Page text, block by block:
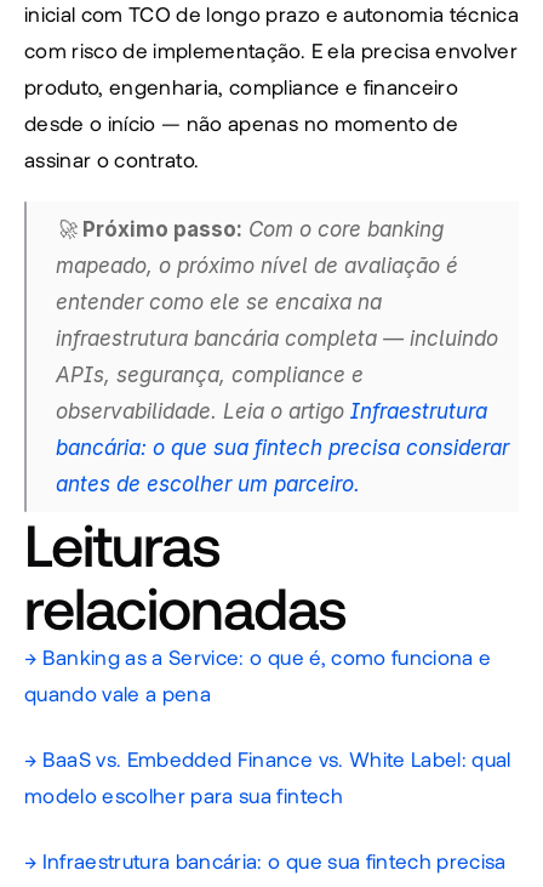
inicial com TCO de longo prazo e autonomia técnica
com risco de implementação. E ela precisa envolver
produto, engenharia, compliance e financeiro
desde o início — não apenas no momento de
assinar o contrato.
🚀 Próximo passo: Com o core banking
mapeado, o próximo nível de avaliação é
entender como ele se encaixa na
infraestrutura bancária completa — incluindo
APIs, segurança, compliance e
observabilidade. Leia o artigo Infraestrutura
bancária: o que sua fintech precisa considerar
antes de escolher um parceiro.
Leituras
relacionadas
→ Banking as a Service: o que é, como funciona e
quando vale a pena
→ BaaS vs. Embedded Finance vs. White Label: qual
modelo escolher para sua fintech
→ Infraestrutura bancária: o que sua fintech precisa